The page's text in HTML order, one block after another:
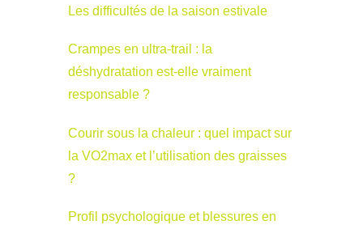
Les difficultés de la saison estivale
Crampes en ultra-trail : la
déshydratation est-elle vraiment
responsable ?
Courir sous la chaleur : quel impact sur
la VO2max et l’utilisation des graisses
?
Profil psychologique et blessures en